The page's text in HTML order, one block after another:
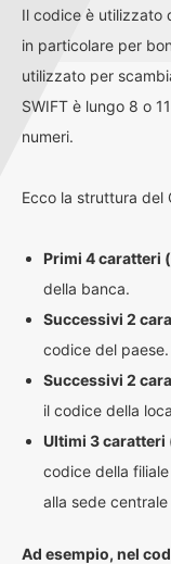
Il codice è utilizzato
in particolare per
utilizzato per
SWIFT è lungo 8 o
numeri.
Ecco la struttura del
Primi 4 caratteri
della banca.
Successivi 2
codice del paese.
Successivi 2
il codice della
Ultimi 3 caratteri
codice della
alla sede
Ad esempio, nel